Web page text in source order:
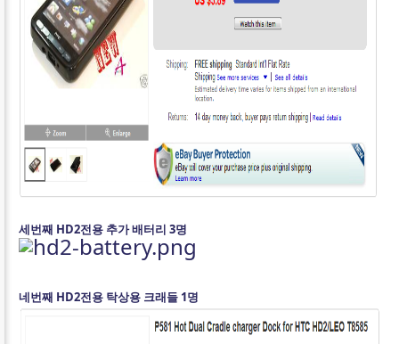
세번째 HD2전용 추가 배터리 3명
네번째 HD2전용 탁상용 크래들 1명